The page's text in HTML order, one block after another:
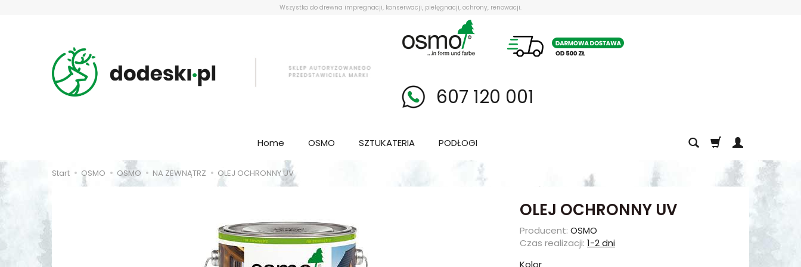
Wszystko do drewna impregnacji, konserwacji, pielęgnacji, ochrony, renowacji.
607 120 001
Home OSMO SZTUKATERIA PODŁOGI
Start OSMO OSMO NA ZEWNĄTRZ OLEJ OCHRONNY UV
OLEJ OCHRONNY UV
Producent: OSMO
Czas realizacji: 1-2 dni
Kolor